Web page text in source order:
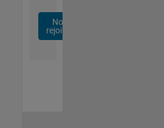
Nous
rejoindre